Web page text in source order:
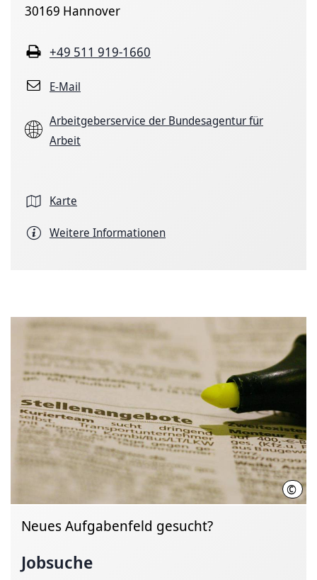
30169 Hannover
+49 511 919-1660
E-Mail
Arbeitgeberservice der Bundesagentur für
Arbeit
Karte
Weitere Informationen
©
Neues Aufgabenfeld gesucht?
Jobsuche